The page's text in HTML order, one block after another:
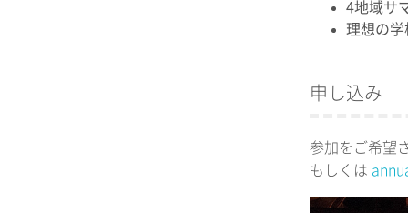
4地域サ
理想の
申し込み
参加をご希望
もしくは